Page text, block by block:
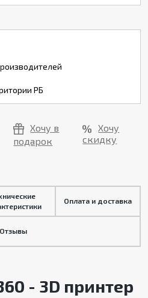
РБ
Хочу в
подарок
Хочу
скидку
Оплата и доставка
Отзывы
- 3D принтер